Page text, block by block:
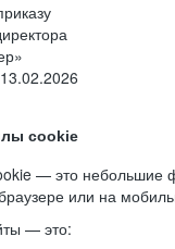
cookie
— это небольшие
или на
— это: